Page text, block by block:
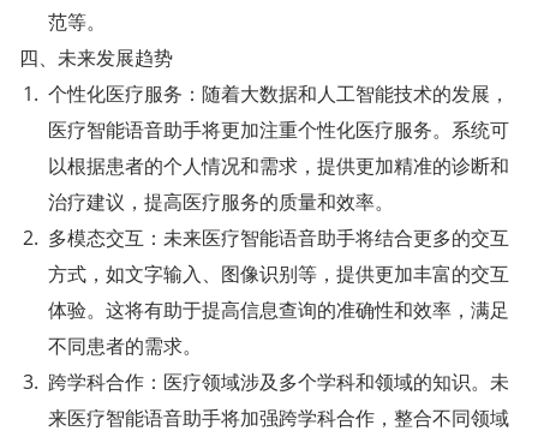
范等。
四、未来发展趋势
个性化医疗服务：随着大数据和人工智能技术的发展，
医疗智能语音助手将更加注重个性化医疗服务。系统可
以根据患者的个人情况和需求，提供更加精准的诊断和
治疗建议，提高医疗服务的质量和效率。
多模态交互：未来医疗智能语音助手将结合更多的交互
方式，如文字输入、图像识别等，提供更加丰富的交互
体验。这将有助于提高信息查询的准确性和效率，满足
不同患者的需求。
跨学科合作：医疗领域涉及多个学科和领域的知识。未
来医疗智能语音助手将加强跨学科合作，整合不同领域